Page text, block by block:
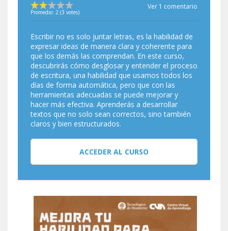
Promedio: 2 (3 votes)
Ver 1 comentario
Escribir no es solo juntar letras, es la habilidad de
expresar ideas de manera clara y coherente para
que los demás las comprendan. En este curso,
descubrirás cómo desglosar y entender el proceso
de escritura, una habilidad que usamos todos los
días de forma automática, pero que con las
herramientas adecuadas se puede mejorar y
hacer más efectiva. Aprenderás a desarrollar
textos que no solo sean correctos, sino también
claros y bien estructurados.
ACCEDER AL CURSO